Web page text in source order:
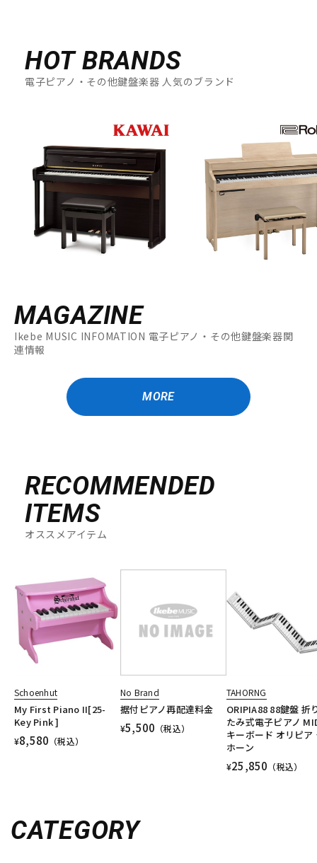
HOT BRANDS
電子ピアノ・その他鍵盤楽器 人気のブランド
MAGAZINE
Ikebe MUSIC INFOMATION 電子ピアノ・その他鍵盤楽器関
連情報
MORE
RECOMMENDED
ITEMS
オススメアイテム
Schoenhut
My First Piano II[25-
Key Pink ]
¥8,580 （税込）
No Brand
据付ピアノ再配達料金
¥5,500 （税込）
TAHORNG
ORIPIA88 88鍵盤 折
たみ式電子ピアノ
キーボード オリピア
ホーン
¥25,850 （税込）
CATEGORY